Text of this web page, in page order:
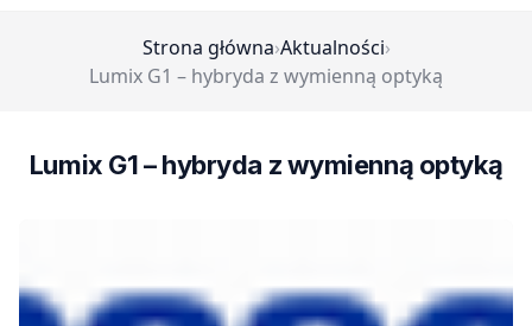
Strona główna›Aktualności›
Lumix G1 – hybryda z wymienną optyką
Lumix G1 – hybryda z wymienną optyką